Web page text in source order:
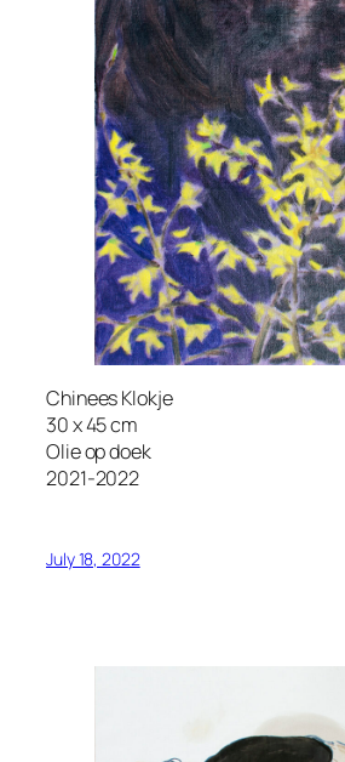
Chinees Klokje
30 x 45 cm
Olie op doek
2021-2022
July 18, 2022